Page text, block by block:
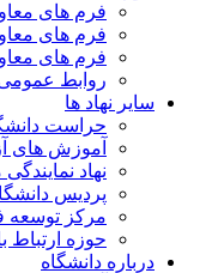
فرم های
فرم های
فرم های
روابط
سایر نهاد ها
حراست
آموزش های
نهاد
پردیس
مرکز توسعه
حوزه ارتباط
درباره دانشگاه